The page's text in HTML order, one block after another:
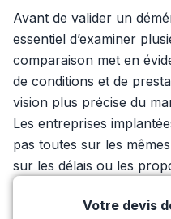
Avant de valider un
essentiel d’examiner
comparaison met en
de conditions et de
vision plus précise du
Les entreprises
pas toutes sur les
sur les délais ou les
Votre devis